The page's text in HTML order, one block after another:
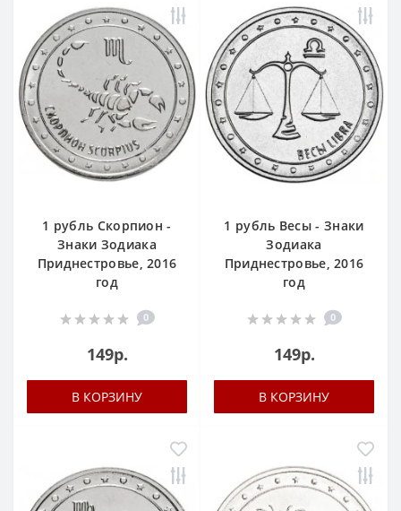
1 рубль Скорпион -
Знаки Зодиака
Приднестровье, 2016
год
0
149р.
В КОРЗИНУ
1 рубль Весы - Знаки
Зодиака
Приднестровье, 2016
год
0
149р.
В КОРЗИНУ